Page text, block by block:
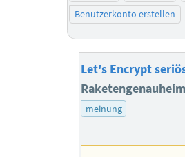
Benutzerkonto erstellen
Let's Encrypt
meinung